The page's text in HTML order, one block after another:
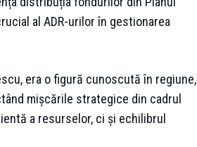
al ADR-urilor în gestionarea
era o figură cunoscută în regiune,
mișcările strategice din cadrul
a resurselor, ci și echilibrul